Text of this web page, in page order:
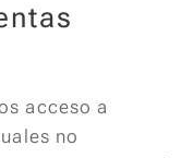
acceso a
no